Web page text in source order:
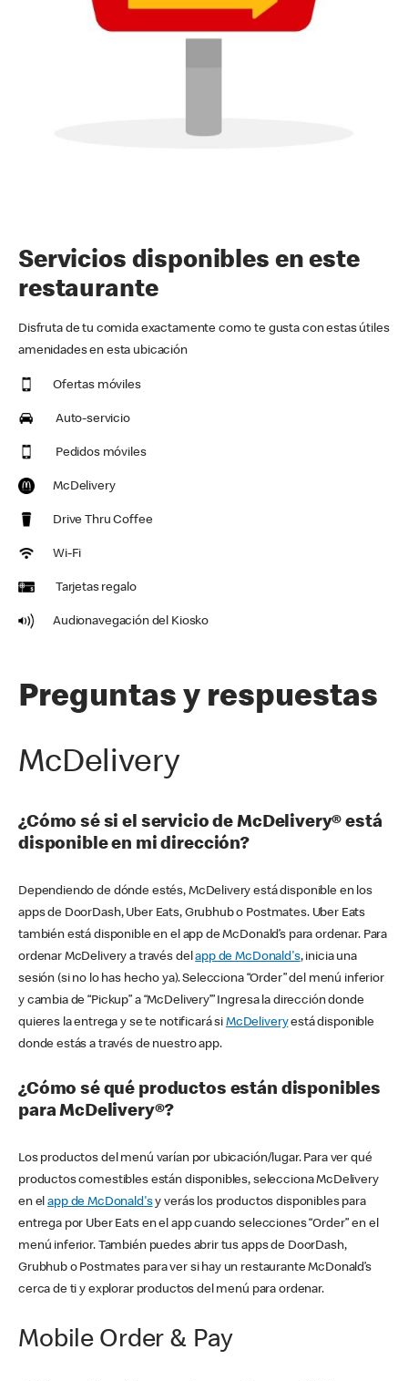
Servicios disponibles en este
restaurante
Disfruta de tu comida exactamente como te gusta con estas útiles
amenidades en esta ubicación
Ofertas móviles
Auto-servicio
Pedidos móviles
McDelivery
Drive Thru Coffee
Wi-Fi
Tarjetas regalo
Audionavegación del Kiosko
Preguntas y respuestas
McDelivery
¿Cómo sé si el servicio de McDelivery® está
disponible en mi dirección?
Dependiendo de dónde estés, McDelivery está disponible en los
apps de DoorDash, Uber Eats, Grubhub o Postmates. Uber Eats
también está disponible en el app de McDonald’s para ordenar. Para
ordenar McDelivery a través delapp de McDonald's, inicia una
sesión (si no lo has hecho ya). Selecciona “Order” del menú inferior
y cambia de “Pickup” a “McDelivery’” Ingresa la dirección donde
quieres la entrega y se te notificará si McDeliveryestá disponible
donde estás a través de nuestro app.
¿Cómo sé qué productos están disponibles
para McDelivery®?
Los productos del menú varían por ubicación/lugar. Para ver qué
productos comestibles están disponibles, selecciona McDelivery
en elapp de McDonald'sy verás los productos disponibles para
entrega por Uber Eats en el app cuando selecciones “Order” en el
menú inferior. También puedes abrir tus apps de DoorDash,
Grubhub o Postmates para ver si hay un restaurante McDonald’s
cerca de ti y explorar productos del menú para ordenar.
Mobile Order & Pay